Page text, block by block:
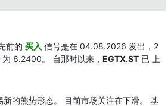
前的 买入 信号是在 04.08.2026 发出，2
6.2400。 自那时以来， EGTX.ST 已 上
的熊势形态。 目前市场关注在下滑。 基